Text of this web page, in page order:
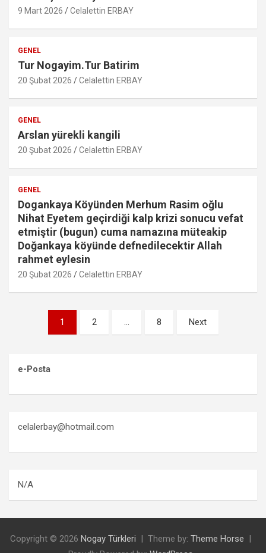
9 Mart 2026 Celalettin ERBAY
GENEL
Tur Nogayim.Tur Batirim
20 Şubat 2026 Celalettin ERBAY
GENEL
Arslan yürekli kangili
20 Şubat 2026 Celalettin ERBAY
GENEL
Dogankaya Köyünden Merhum Rasim oğlu
Nihat Eyetem geçirdiği kalp krizi sonucu vefat
etmiştir (bugun) cuma namazına müteakip
Doğankaya köyünde defnedilecektir Allah
rahmet eylesin
20 Şubat 2026 Celalettin ERBAY
sayfalaması
1 2 … 8 Next
e-Posta
celalerbay@hotmail.com
N/A
Copyright © 2026 Nogay Türkleri Theme by: Theme Horse